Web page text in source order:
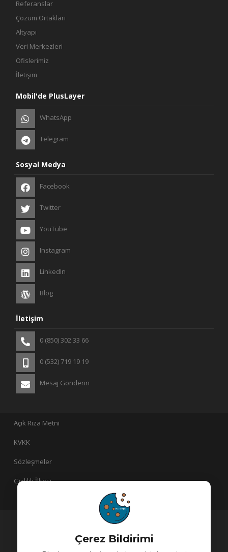
Çerez Bildirimi
Referanslar
Çözüm Ortakları
Altyapı
Veri Merkezleri
Ofislerimiz
İletişim
Mobil'de PlusLayer
WhatsApp
Telegram
Sosyal Medya
Facebook
Twitter
YouTube
Instagram
LinkedIn
Blog
İletişim
0 (850) 302 33 66
0 (532) 719 19 19
Mesaj Gönderin
Açık Rıza Metni
KVKK
Sözleşmeler
Gizlilik İlkesi